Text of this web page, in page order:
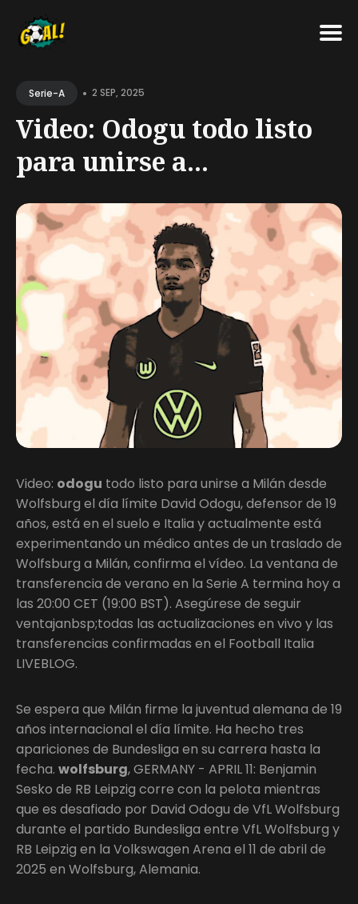
for
Blog
Serie-A • 2 SEP, 2025
Video: Odogu todo listo
para unirse a...
Video: odogu todo listo para unirse a Milán desde
Wolfsburg el día límite David Odogu, defensor de 19
años, está en el suelo e Italia y actualmente está
experimentando un médico antes de un traslado de
Wolfsburg a Milán, confirma el vídeo. La ventana de
transferencia de verano en la Serie A termina hoy a
las 20:00 CET (19:00 BST). Asegúrese de seguir
ventajanbsp;todas las actualizaciones en vivo y las
transferencias confirmadas en el Football Italia
LIVEBLOG.
Se espera que Milán firme la juventud alemana de 19
años internacional el día límite. Ha hecho tres
apariciones de Bundesliga en su carrera hasta la
fecha. wolfsburg, GERMANY - APRIL 11: Benjamin
Sesko de RB Leipzig corre con la pelota mientras
que es desafiado por David Odogu de VfL Wolfsburg
durante el partido Bundesliga entre VfL Wolfsburg y
RB Leipzig en la Volkswagen Arena el 11 de abril de
2025 en Wolfsburg, Alemania.